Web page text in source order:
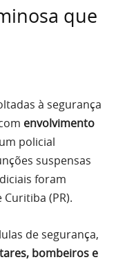
que
à segurança
envolvimento
policial
suspensas
foram
Curitiba (PR).
de segurança,
bombeiros e